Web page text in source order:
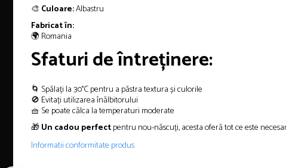
🎨 Culoare:Albastru
Fabricat în:
🌍 Romania
Sfaturi de întreținere:
🌀 Spălați la 30°C pentru a păstra textura și culorile
🚫 Evitați utilizarea înălbitorului
🧺 Se poate călca la temperaturi moderate
🎁Un cadou perfectpentru nou-născuți, acesta oferă tot ce este
Informatii conformitate produs